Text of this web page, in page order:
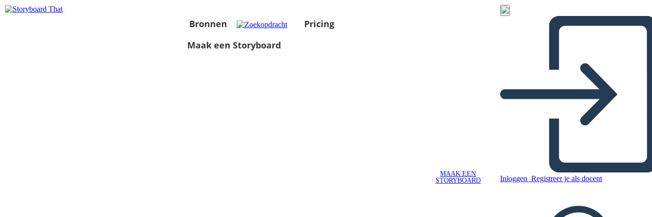
Bronnen
Pricing
Maak een Storyboard
MAAK EEN
STORYBOARD
Inloggen Registreer je als docent